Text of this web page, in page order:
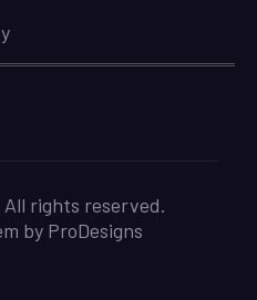
rights reserved.
by ProDesigns